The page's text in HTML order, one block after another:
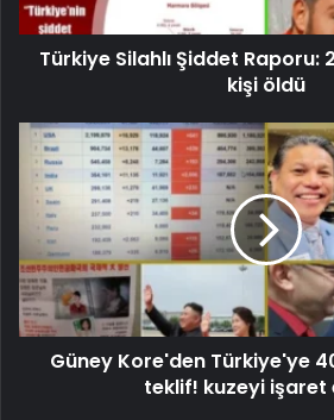
Türkiye Silahlı Şiddet Raporu:
kişi öldü
Güney Kore'den Türkiye'ye
teklif! kuzeyi işaret